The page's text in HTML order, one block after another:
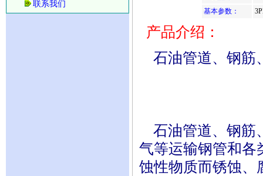
联系我们
基本参数：
产品介绍：
石油管道、钢筋
石油管道、钢筋
气等运输钢管和各
蚀性物质而锈蚀、